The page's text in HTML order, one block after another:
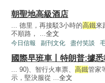
朝聖地高級酒店
... 德里，再接駁3小時的高鐵來
不順路， ...全文
今日信報 副刊文化 盡付笑談
國際早班車丨特朗普:據
... 90)、智行火車票、 高鐵管家
示，堅決服從 ...全文